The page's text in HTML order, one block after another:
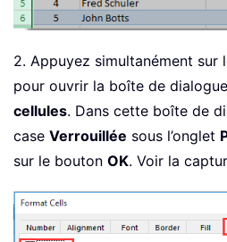
2. Appuyez simultanément sur
pour ouvrir la boîte de dialogue
cellules. Dans cette boîte de
case Verrouillée sous l’onglet
sur le bouton OK. Voir la